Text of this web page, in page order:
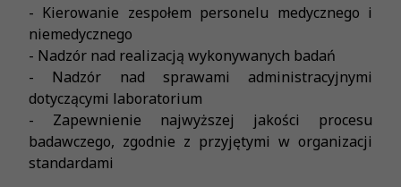
- Kierowanie zespołem personelu medycznego i
niemedycznego
- Nadzór nad realizacją wykonywanych badań
- Nadzór nad sprawami administracyjnymi
dotyczącymi laboratorium
- Zapewnienie najwyższej jakości procesu
badawczego, zgodnie z przyjętymi w organizacji
standardami